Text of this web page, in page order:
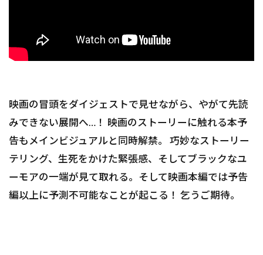
映画の冒頭をダイジェストで見せながら、やがて先読
みできない展開へ…！ 映画のストーリーに触れる本予
告もメインビジュアルと同時解禁。 巧妙なストーリー
テリング、生死をかけた緊張感、そしてブラックなユ
ーモアの一端が見て取れる。そして映画本編では予告
編以上に予測不可能なことが起こる！ 乞うご期待。